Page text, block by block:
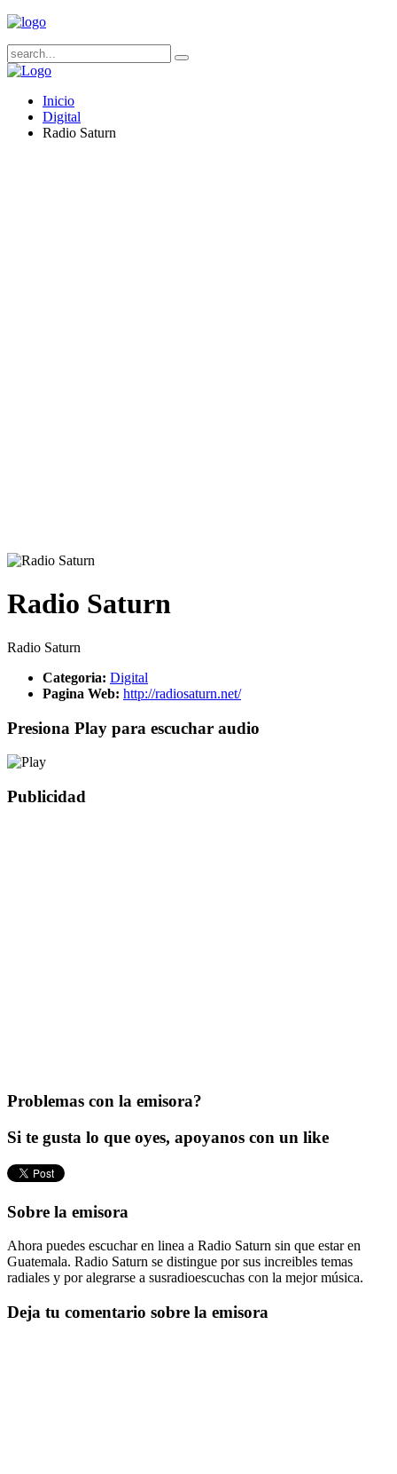
Inicio
Digital
Radio Saturn
Radio Saturn
Radio Saturn
Categoria: Digital
Pagina Web: http://radiosaturn.net/
Presiona Play para escuchar audio
Publicidad
Problemas con la emisora?
Si te gusta lo que oyes, apoyanos con un like
Sobre la emisora
Ahora puedes escuchar en linea a Radio Saturn sin que estar en
Guatemala. Radio Saturn se distingue por sus increibles temas
radiales y por alegrarse a susradioescuchas con la mejor música.
Deja tu comentario sobre la emisora